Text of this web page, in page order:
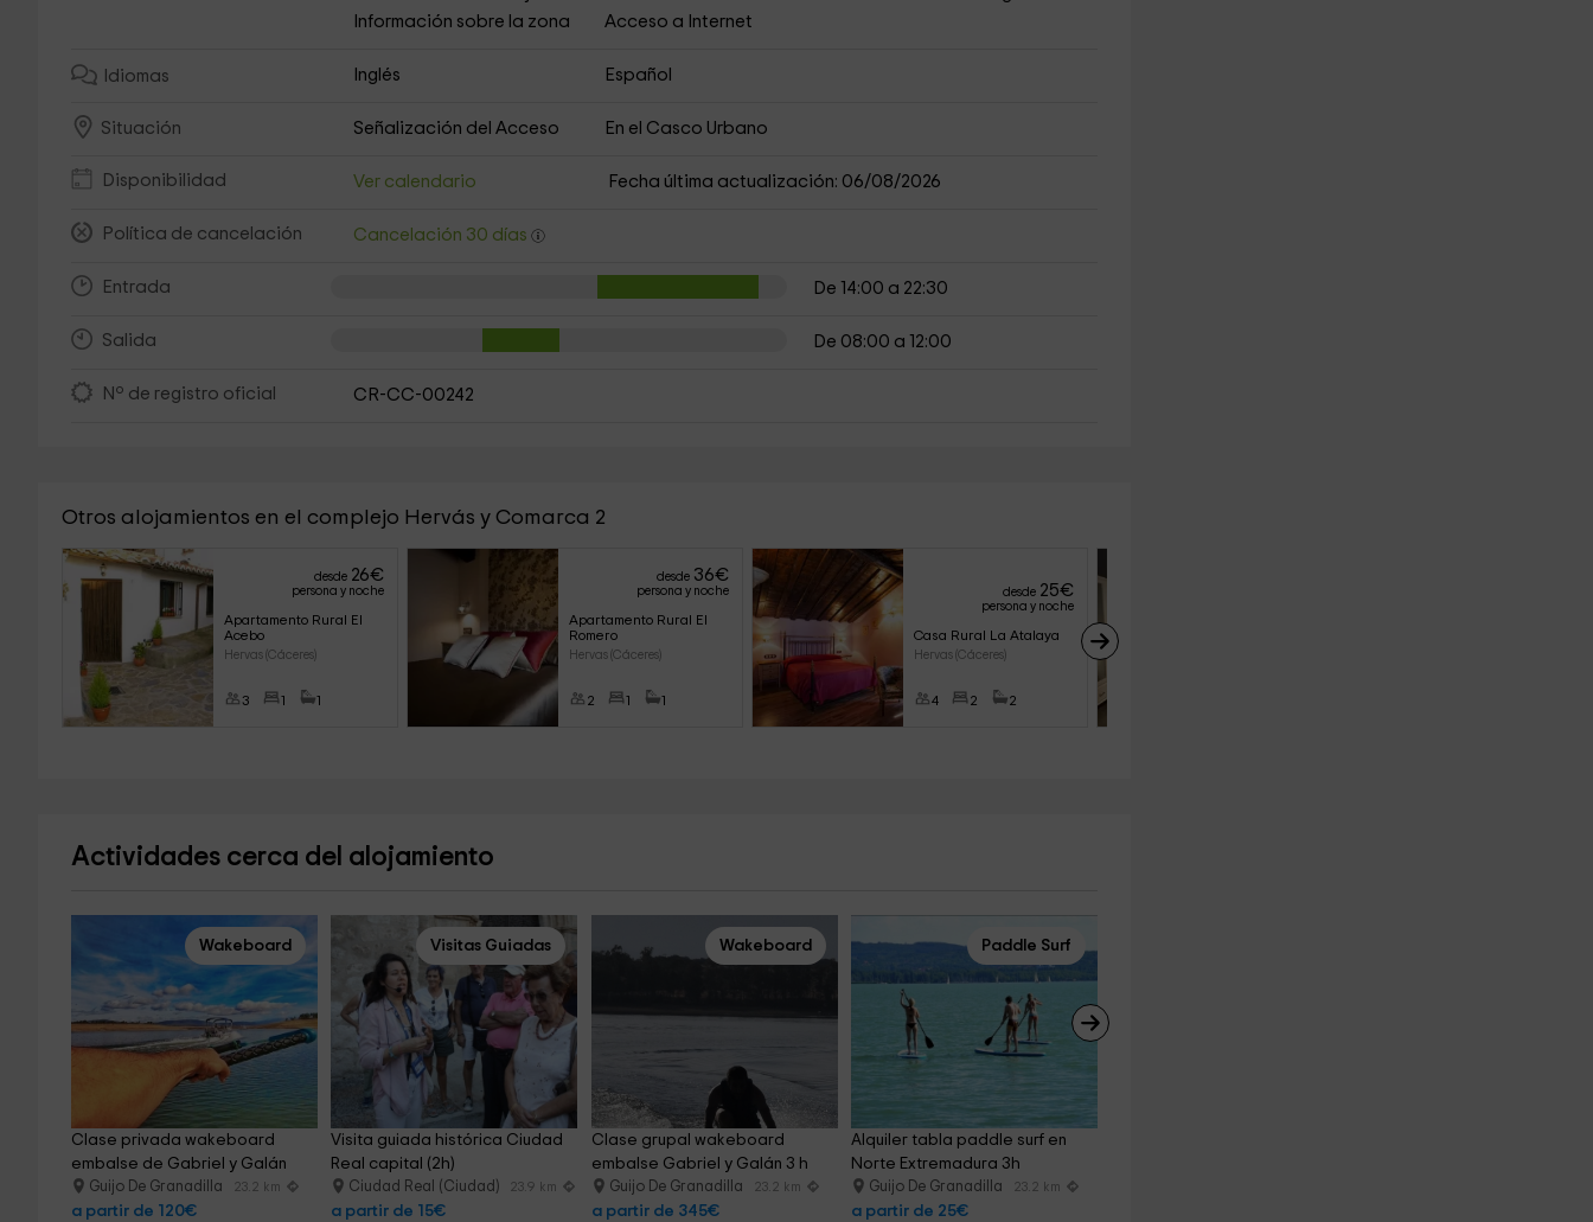
Información sobre la zona
Acceso a Internet
Idiomas Inglés Español
Situación Señalización del Acceso En el Casco Urbano
Disponibilidad Ver calendario Fecha última actualización: 06/08/2026
Política de cancelación Cancelación 30 días
Entrada De 14:00 a 22:30
Salida De 08:00 a 12:00
Nº de registro oficial CR-CC-00242
Otros alojamientos en el complejo Hervás y Comarca 2
desde 26€
persona y noche
Apartamento Rural El
Acebo
Hervas (Cáceres)
3 1 1
desde 36€
persona y noche
Apartamento Rural El
Romero
Hervas (Cáceres)
2 1 1
desde 25€
persona y noche
Casa Rural La Atalaya
Hervas (Cáceres)
4 2 2
Actividades cerca del alojamiento
Wakeboard
Clase privada wakeboard
embalse de Gabriel y Galán
Guijo De Granadilla 23.2 km
a partir de 120€
Visitas Guiadas
Visita guiada histórica Ciudad
Real capital (2h)
Ciudad Real (Ciudad) 23.9 km
a partir de 15€
Wakeboard
Clase grupal wakeboard
embalse Gabriel y Galán 3 h
Guijo De Granadilla 23.2 km
a partir de 345€
Paddle Surf
Alquiler tabla paddle surf en
Norte Extremadura 3h
Guijo De Granadilla 23.2 km
a partir de 25€